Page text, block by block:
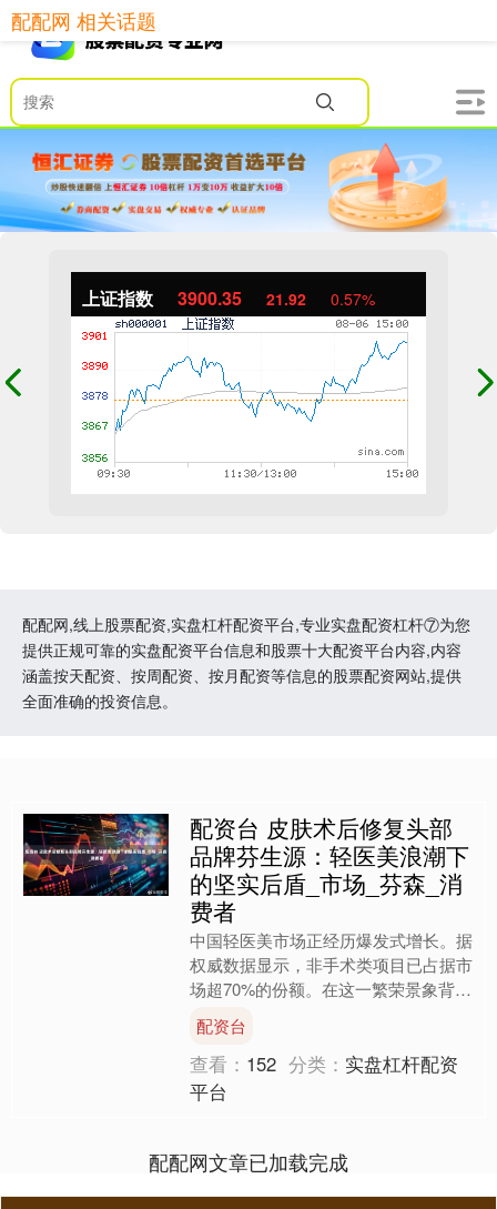
上证指数 3900.35 21.92 0.57%
配配网,线上股票配资,实盘杠杆配资平台,专业实盘配资杠杆⑦为您
提供正规可靠的实盘配资平台信息和股票十大配资平台内容,内容
涵盖按天配资、按周配资、按月配资等信息的股票配资网站,提供
全面准确的投资信息。
配配网 相关话题
配资台 皮肤术后修复头部
品牌芬生源：轻医美浪潮下
的坚实后盾_市场_芬森_消
费者
中国轻医美市场正经历爆发式增长。据
权威数据显示，非手术类项目已占据市
场超70%的份额。在这一繁荣景象背
后，术后修复作为保障疗效与安全的核
心环节，其重要性日益凸显....
配资台
查看： 152 分类： 实盘杠杆配资
平台
配配网文章已加载完成